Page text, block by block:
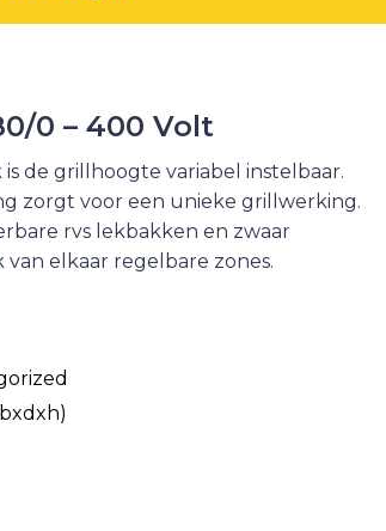
0 – 400 Volt
de grillhoogte variabel instelbaar.
zorgt voor een unieke grillwerking.
rvs lekbakken en zwaar
elkaar regelbare zones.